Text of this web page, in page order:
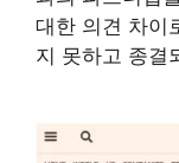
대한 의견 차이
지 못하고 종결